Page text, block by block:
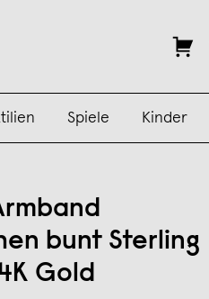
Spiele Kinder
bunt Sterling
Gold